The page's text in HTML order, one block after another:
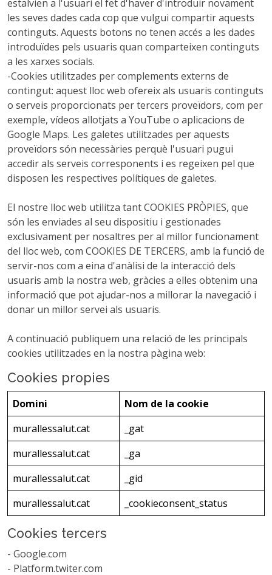
estalvien a l'usuari el fet d'haver d'introduir novament
les seves dades cada cop que vulgui compartir aquests
continguts. Aquests botons no tenen accés a les dades
introduïdes pels usuaris quan comparteixen continguts
a les xarxes socials.
-Cookies utilitzades per complements externs de
contingut: aquest lloc web ofereix als usuaris continguts
o serveis proporcionats per tercers proveïdors, com per
exemple, vídeos allotjats a YouTube o aplicacions de
Google Maps. Les galetes utilitzades per aquests
proveïdors són necessàries perquè l'usuari pugui
accedir als serveis corresponents i es regeixen pel que
disposen les respectives polítiques de galetes.
El nostre lloc web utilitza tant COOKIES PRÒPIES, que
són les enviades al seu dispositiu i gestionades
exclusivament per nosaltres per al millor funcionament
del lloc web, com COOKIES DE TERCERS, amb la funció de
servir-nos com a eina d'anàlisi de la interacció dels
usuaris amb la nostra web, gràcies a elles obtenim una
informació que pot ajudar-nos a millorar la navegació i
donar un millor servei als usuaris.
A continuació publiquem una relació de les principals
cookies utilitzades en la nostra pàgina web:
Cookies propies
Domini
Nom de la cookie
murallessalut.cat
_gat
murallessalut.cat
_ga
murallessalut.cat
_gid
murallessalut.cat
_cookieconsent_status
Cookies tercers
- Google.com
- Platform.twiter.com